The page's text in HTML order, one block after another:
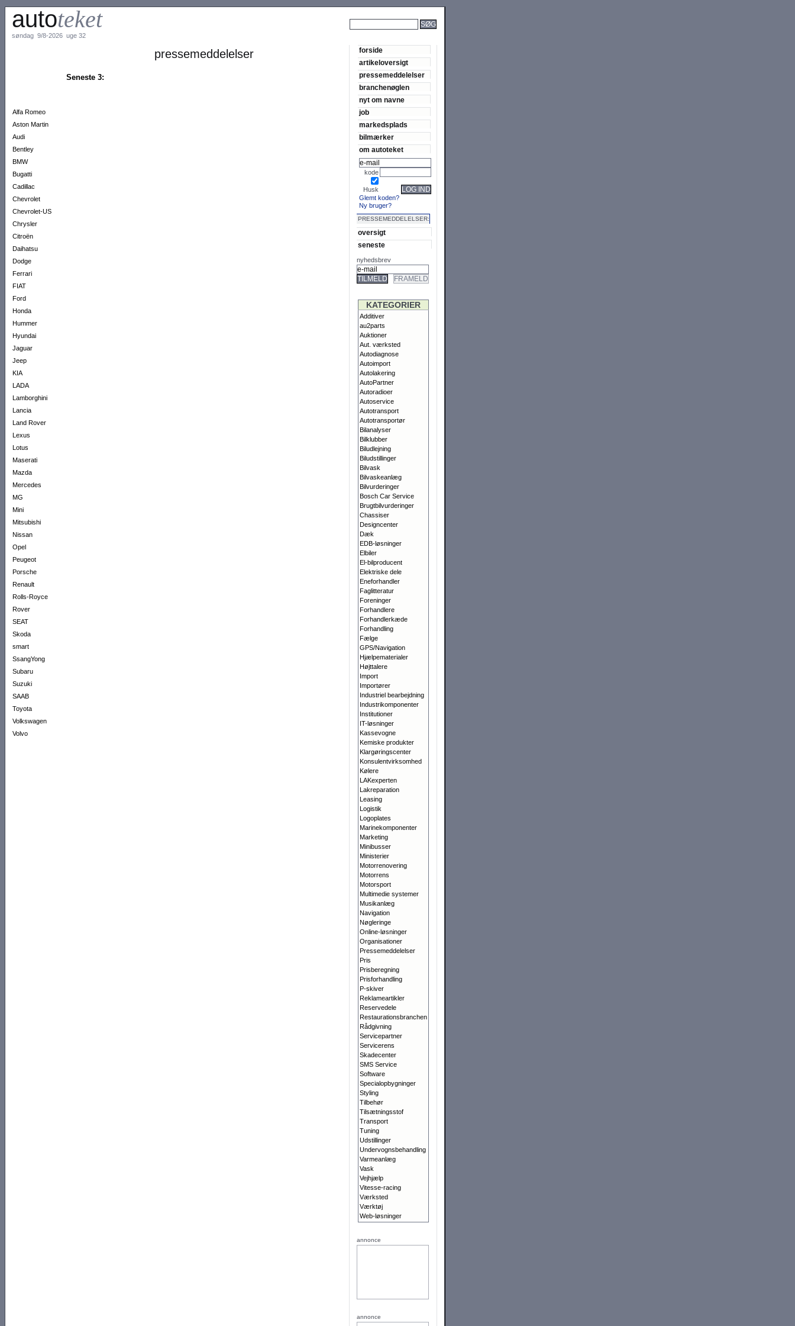
autoteket SØG
søndag 9/8-2026 uge 32
Alfa Romeo
Aston Martin
Audi
Bentley
BMW
Bugatti
Cadillac
Chevrolet
Chevrolet-US
Chrysler
Citroën
Daihatsu
Dodge
Ferrari
FIAT
Ford
Honda
Hummer
Hyundai
Jaguar
Jeep
KIA
LADA
Lamborghini
Lancia
Land Rover
Lexus
Lotus
Maserati
Mazda
Mercedes
MG
Mini
Mitsubishi
Nissan
Opel
Peugeot
Porsche
Renault
Rolls-Royce
Rover
SEAT
Skoda
smart
SsangYong
Subaru
Suzuki
SAAB
Toyota
Volkswagen
Volvo
pressemeddelelser
Seneste 3:
forside
artikeloversigt
pressemeddelelser
branchenøglen
nyt om navne
job
markedsplads
bilmærker
om autoteket
kode
Husk LOG IND
Glemt koden?
Ny bruger?
PRESSEMEDDELELSER:
oversigt
seneste
nyhedsbrev
TILMELD FRAMELD
KATEGORIER
Additiver
au2parts
Auktioner
Aut. værksted
Autodiagnose
Autoimport
Autolakering
AutoPartner
Autoradioer
Autoservice
Autotransport
Autotransportør
Bilanalyser
Bilklubber
Biludlejning
Biludstillinger
Bilvask
Bilvaskeanlæg
Bilvurderinger
Bosch Car Service
Brugtbilvurderinger
Chassiser
Designcenter
Dæk
EDB-løsninger
Elbiler
El-bilproducent
Elektriske dele
Eneforhandler
Faglitteratur
Foreninger
Forhandlere
Forhandlerkæde
Forhandling
Fælge
GPS/Navigation
Hjælpematerialer
Højttalere
Import
Importører
Industriel bearbejdning
Industrikomponenter
Institutioner
IT-løsninger
Kassevogne
Kemiske produkter
Klargørings­center
Konsulentvirksomhed
Kølere
LAKexperten
Lakreparation
Leasing
Logistik
Logoplates
Marinekomponenter
Marketing
Minibusser
Ministerier
Motorrenovering
Motorrens
Motorsport
Multimedie systemer
Musikanlæg
Navigation
Nøgleringe
Online-løsninger
Organisationer
Pressemeddelelser
Pris
Prisberegning
Prisforhandling
P-skiver
Reklameartikler
Reservedele
Restaurationsbranchen
Rådgivning
Servicepartner
Servicerens
Skadecenter
SMS Service
Software
Specialopbygninger
Styling
Tilbehør
Tilsætningsstof
Transport
Tuning
Udstillinger
Undervognsbehandling
Varmeanlæg
Vask
Vejhjælp
Vitesse-racing
Værksted
Værktøj
Web-løsninger
annonce
annonce